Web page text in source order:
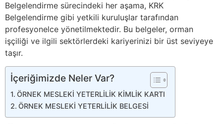
Belgelendirme sürecindeki her aşama, KRK
Belgelendirme gibi yetkili kuruluşlar tarafından
profesyonelce yönetilmektedir. Bu belgeler, orman
işçiliği ve ilgili sektörlerdeki kariyerinizi bir üst seviyeye
taşır.
İçeriğimizde Neler Var?
ÖRNEK MESLEKİ YETERLİLİK KİMLİK KARTI
ÖRNEK MESLEKİ YETERLİLİK BELGESİ